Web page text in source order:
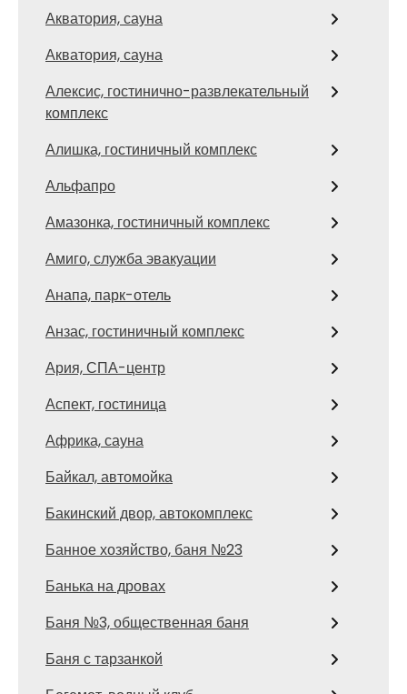
Акватория, сауна
Акватория, сауна
Алексис, гостинично-развлекательный
комплекс
Алишка, гостиничный комплекс
Альфапро
Амазонка, гостиничный комплекс
Амиго, служба эвакуации
Анапа, парк-отель
Анзас, гостиничный комплекс
Ария, СПА-центр
Аспект, гостиница
Африка, сауна
Байкал, автомойка
Бакинский двор, автокомплекс
Банное хозяйство, баня №23
Банька на дровах
Баня №3, общественная баня
Баня с тарзанкой